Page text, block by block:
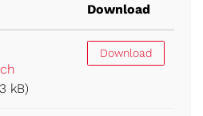
Download
kB)
Download